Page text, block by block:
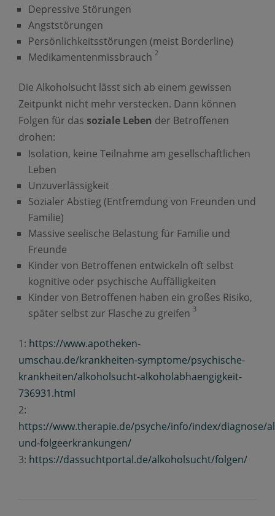
Depressive Störungen
Angststörungen
Persönlichkeitsstörungen (meist Borderline)
Medikamentenmissbrauch 2
Die Alkoholsucht lässt sich ab einem gewissen
Zeitpunkt nicht mehr verstecken. Dann können
Folgen für das soziale Leben der Betroffenen
drohen:
Isolation, keine Teilnahme am gesellschaftlichen
Leben
Unzuverlässigkeit
Sozialer Abstieg (Entfremdung von Freunden und
Familie)
Massive seelische Belastung für Familie und
Freunde
Kinder von Betroffenen entwickeln oft selbst
kognitive oder psychische Auffälligkeiten
Kinder von Betroffenen haben ein großes Risiko,
später selbst zur Flasche zu greifen 3
1: https://www.apotheken-
umschau.de/krankheiten-symptome/psychische-
krankheiten/alkoholsucht-alkoholabhaengigkeit-
736931.html
2:
https://www.therapie.de/psyche/info/index/diagnose/
und-folgeerkrankungen/
3: https://dassuchtportal.de/alkoholsucht/folgen/